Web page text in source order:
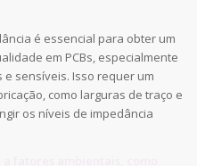
é essencial para obter um
em PCBs, especialmente
sensíveis. Isso requer um
como larguras de traço e
os níveis de impedância